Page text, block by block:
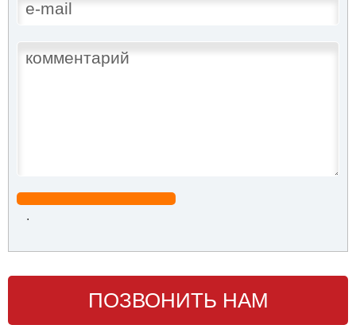
.
ПОЗВОНИТЬ НАМ